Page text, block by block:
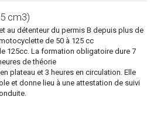
cm3)
au détenteur du permis B depuis plus de
de 50 à 125 cc
125cc. La formation obligatoire dure 7
de théorie
plateau et 3 heures en circulation. Elle
et donne lieu à une attestation de suivi